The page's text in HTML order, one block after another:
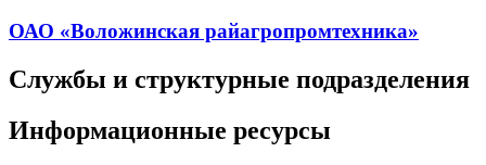
ОАО «Воложинская райагропромтехника»
Службы и структурные подразделения
Информационные ресурсы